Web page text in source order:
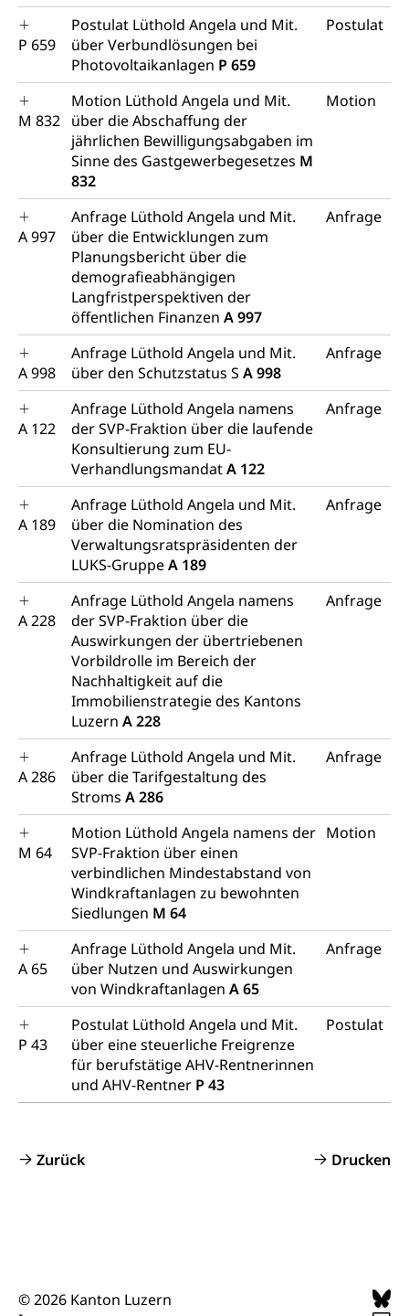
P 659
Postulat Lüthold Angela und Mit.
über Verbundlösungen bei
Photovoltaikanlagen P 659
Postulat
M 832
Motion Lüthold Angela und Mit.
über die Abschaffung der
jährlichen Bewilligungsabgaben im
Sinne des Gastgewerbegesetzes M
832
Motion
A 997
Anfrage Lüthold Angela und Mit.
über die Entwicklungen zum
Planungsbericht über die
demografieabhängigen
Langfristperspektiven der
öffentlichen Finanzen A 997
Anfrage
A 998
Anfrage Lüthold Angela und Mit.
über den Schutzstatus S A 998
Anfrage
A 122
Anfrage Lüthold Angela namens
der SVP-Fraktion über die laufende
Konsultierung zum EU-
VerhandlungsmandatA 122
Anfrage
A 189
Anfrage Lüthold Angela und Mit.
über die Nomination des
Verwaltungsratspräsidenten der
LUKS-GruppeA 189
Anfrage
A 228
Anfrage Lüthold Angela namens
der SVP-Fraktion über die
Auswirkungen der übertriebenen
Vorbildrolle im Bereich der
Nachhaltigkeit auf die
Immobilienstrategie des Kantons
Luzern A 228
Anfrage
A 286
Anfrage Lüthold Angela und Mit.
über die Tarifgestaltung des
Stroms A 286
Anfrage
M 64
Motion Lüthold Angela namens der
SVP-Fraktion über einen
verbindlichen Mindestabstand von
Windkraftanlagen zu bewohnten
Siedlungen M 64
Motion
A 65
Anfrage Lüthold Angela und Mit.
über Nutzen und Auswirkungen
von Windkraftanlagen A 65
Anfrage
P 43
Postulat Lüthold Angela und Mit.
über eine steuerliche Freigrenze
für berufstätige AHV-Rentnerinnen
und AHV-Rentner P 43
Postulat
Zurück Drucken
© 2026 Kanton Luzern